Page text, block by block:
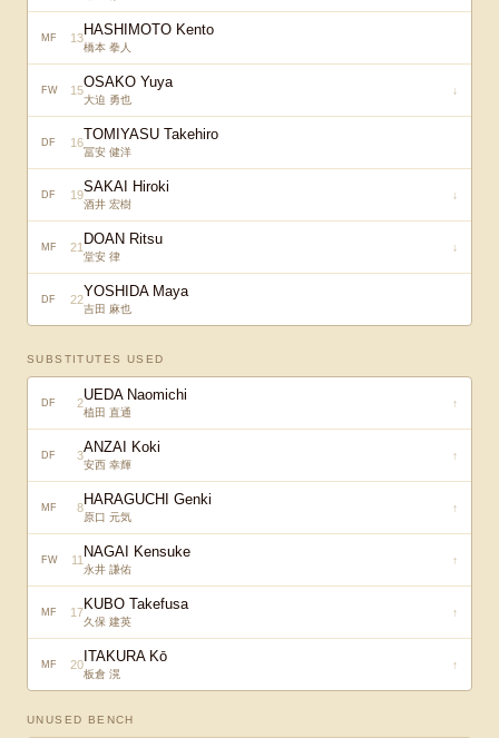
MF 13HASHIMOTO Kento
橋本 拳人
FW 15OSAKO Yuya
大迫 勇也
↓
DF 16TOMIYASU Takehiro
冨安 健洋
DF 19SAKAI Hiroki
酒井 宏樹
↓
MF 21 DOAN Ritsu
堂安 律
↓
DF 22YOSHIDA Maya
吉田 麻也
SUBSTITUTES USED
DF 2UEDA Naomichi
植田 直通
↑
DF 3ANZAI Koki
安西 幸輝
↑
MF 8HARAGUCHI Genki
原口 元気
↑
FW 11 NAGAI Kensuke
永井 謙佑
↑
MF 17KUBO Takefusa
久保 建英
↑
MF 20 ITAKURA Kō
板倉 滉
↑
UNUSED BENCH